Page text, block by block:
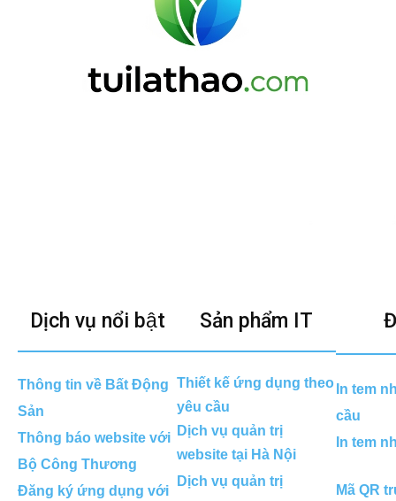
Dịch vụ nổi bật
Thông tin về Bất Động
Sản
Thông báo website với
Bộ Công Thương
Đăng ký ứng dụng với
Sản phẩm IT
Thiết kế ứng dụng theo
yêu cầu
Dịch vụ quản trị
website tại Hà Nội
Dịch vụ quản trị
In tem
cầu
In tem
Mã QR